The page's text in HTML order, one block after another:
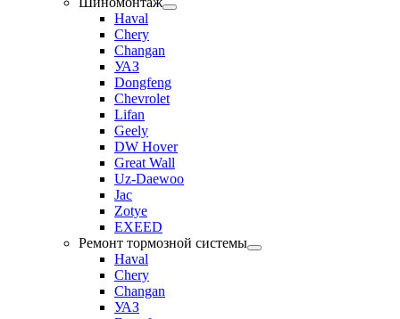
Haval
Chery
Changan
УАЗ
Dongfeng
Chevrolet
Lifan
Geely
DW Hover
Great Wall
Uz-Daewoo
Jac
Zotye
EXEED
Ремонт тормозной системы
Haval
Chery
Changan
УАЗ